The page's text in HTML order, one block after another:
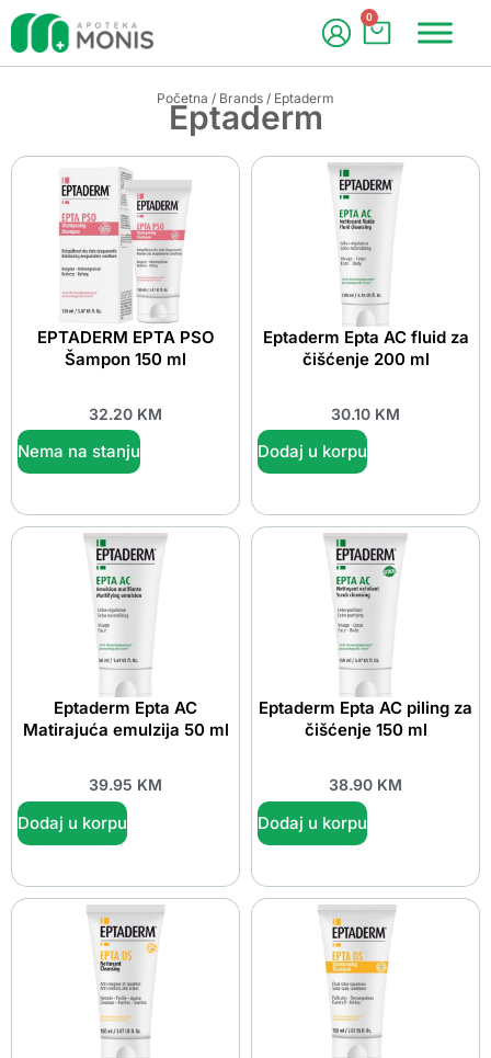
0
Početna / Brands / Eptaderm
Eptaderm
EPTADERM EPTA PSO
Šampon 150 ml
32.20 KM
Nema na stanju
Eptaderm Epta AC fluid za
čišćenje 200 ml
30.10 KM
Dodaj u korpu
Eptaderm Epta AC
Matirajuća emulzija 50 ml
39.95 KM
Dodaj u korpu
Eptaderm Epta AC piling za
čišćenje 150 ml
38.90 KM
Dodaj u korpu